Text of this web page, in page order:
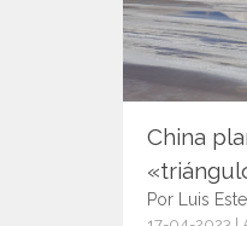
China
Por Luis